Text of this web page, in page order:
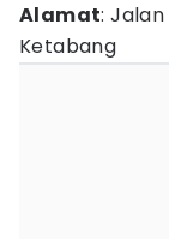
Alamat:
Ketabang